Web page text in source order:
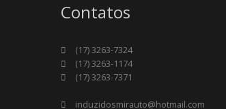
Contatos
(17) 3263-7324
(17) 3263-1174
(17) 3263-7371
induzidosmirauto@hotmail.com